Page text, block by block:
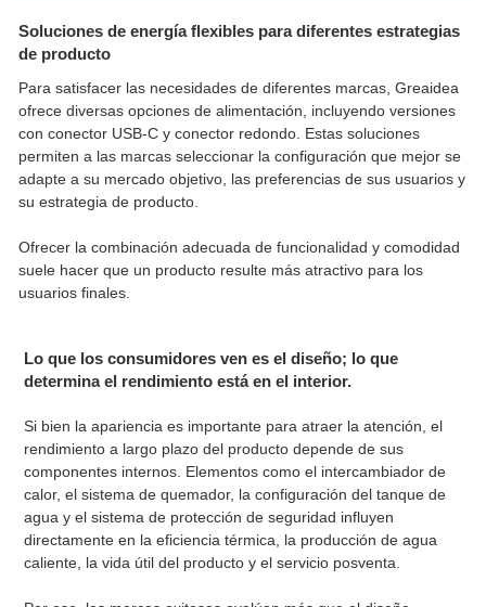
Soluciones de energía flexibles para diferentes estrategias
de producto
Para satisfacer las necesidades de diferentes marcas, Greaidea
ofrece diversas opciones de alimentación, incluyendo versiones
con conector USB-C y conector redondo. Estas soluciones
permiten a las marcas seleccionar la configuración que mejor se
adapte a su mercado objetivo, las preferencias de sus usuarios y
su estrategia de producto.
Ofrecer la combinación adecuada de funcionalidad y comodidad
suele hacer que un producto resulte más atractivo para los
usuarios finales.
Lo que los consumidores ven es el diseño; lo que
determina el rendimiento está en el interior.
Si bien la apariencia es importante para atraer la atención, el
rendimiento a largo plazo del producto depende de sus
componentes internos. Elementos como el intercambiador de
calor, el sistema de quemador, la configuración del tanque de
agua y el sistema de protección de seguridad influyen
directamente en la eficiencia térmica, la producción de agua
caliente, la vida útil del producto y el servicio posventa.